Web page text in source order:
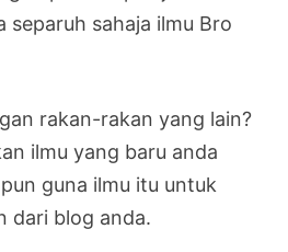
separuh sahaja ilmu Bro
rakan-rakan yang lain?
ilmu yang baru anda
guna ilmu itu untuk
dari blog anda.